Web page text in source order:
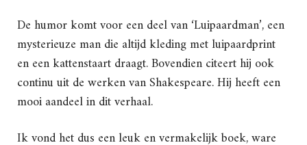
De humor komt voor een deel van ‘Luipaardman’, een
mysterieuze man die altijd kleding met luipaardprint
en een kattenstaart draagt. Bovendien citeert hij ook
continu uit de werken van Shakespeare. Hij heeft een
mooi aandeel in dit verhaal.
Ik vond het dus een leuk en vermakelijk boek, ware